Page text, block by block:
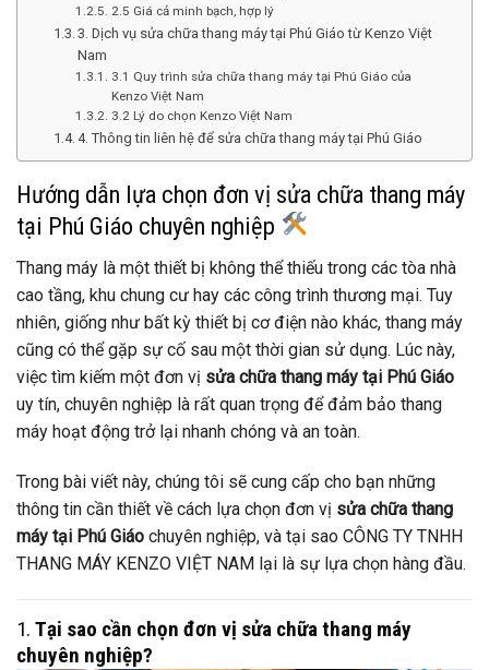
2.5 Giá cả minh bạch, hợp lý
3. Dịch vụ sửa chữa thang máy tại Phú Giáo từ Kenzo Việt
Nam
3.1 Quy trình sửa chữa thang máy tại Phú Giáo của
Kenzo Việt Nam
3.2 Lý do chọn Kenzo Việt Nam
4. Thông tin liên hệ để sửa chữa thang máy tại Phú Giáo
Hướng dẫn lựa chọn đơn vị sửa chữa thang máy
tại Phú Giáo chuyên nghiệp
Thang máy là một thiết bị không thể thiếu trong các tòa nhà
cao tầng, khu chung cư hay các công trình thương mại. Tuy
nhiên, giống như bất kỳ thiết bị cơ điện nào khác, thang máy
cũng có thể gặp sự cố sau một thời gian sử dụng. Lúc này,
việc tìm kiếm một đơn vị sửa chữa thang máy tại Phú Giáo
uy tín, chuyên nghiệp là rất quan trọng để đảm bảo thang
máy hoạt động trở lại nhanh chóng và an toàn.
Trong bài viết này, chúng tôi sẽ cung cấp cho bạn những
thông tin cần thiết về cách lựa chọn đơn vị sửa chữa thang
máy tại Phú Giáo chuyên nghiệp, và tại sao CÔNG TY TNHH
THANG MÁY KENZO VIỆT NAM lại là sự lựa chọn hàng đầu.
1. Tại sao cần chọn đơn vị sửa chữa thang máy
chuyên nghiệp?